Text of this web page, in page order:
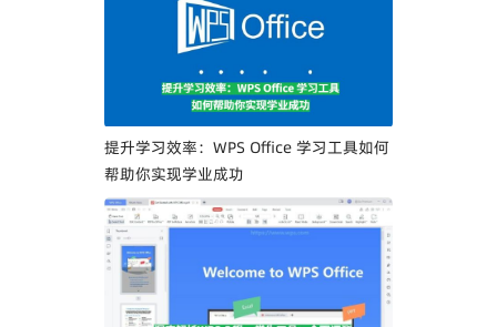
提升学习效率：WPS Office 学习工具如何
帮助你实现学业成功